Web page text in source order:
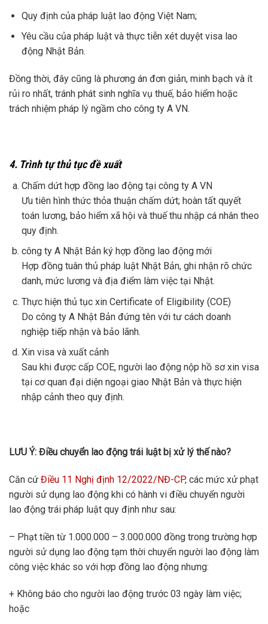
Quy định của pháp luật lao động Việt Nam;
Yêu cầu của pháp luật và thực tiễn xét duyệt visa lao
động Nhật Bản.
Đồng thời, đây cũng là phương án đơn giản, minh bạch và ít
rủi ro nhất, tránh phát sinh nghĩa vụ thuế, bảo hiểm hoặc
trách nhiệm pháp lý ngầm cho công ty A VN.
4. Trình tự thủ tục đề xuất
Chấm dứt hợp đồng lao động tại công ty A VN
Ưu tiên hình thức thỏa thuận chấm dứt; hoàn tất quyết
toán lương, bảo hiểm xã hội và thuế thu nhập cá nhân theo
quy định.
công ty A Nhật Bản ký hợp đồng lao động mới
Hợp đồng tuân thủ pháp luật Nhật Bản, ghi nhận rõ chức
danh, mức lương và địa điểm làm việc tại Nhật.
Thực hiện thủ tục xin Certificate of Eligibility (COE)
Do công ty A Nhật Bản đứng tên với tư cách doanh
nghiệp tiếp nhận và bảo lãnh.
Xin visa và xuất cảnh
Sau khi được cấp COE, người lao động nộp hồ sơ xin visa
tại cơ quan đại diện ngoại giao Nhật Bản và thực hiện
nhập cảnh theo quy định.
LƯU Ý: Điều chuyển lao động trái luật bị xử lý thế nào?
Căn cứ Điều 11 Nghị định 12/2022/NĐ-CP, các mức xử phạt
người sử dụng lao động khi có hành vi điều chuyển người
lao động trái pháp luật quy định như sau:
– Phạt tiền từ 1.000.000 – 3.000.000 đồng trong trường hợp
người sử dụng lao động tạm thời chuyển người lao động làm
công việc khác so với hợp đồng lao động nhưng:
+ Không báo cho người lao động trước 03 ngày làm việc;
hoặc